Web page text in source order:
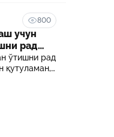
хатарлар
800
учун
рад
ўтишни рад
қутуламан,